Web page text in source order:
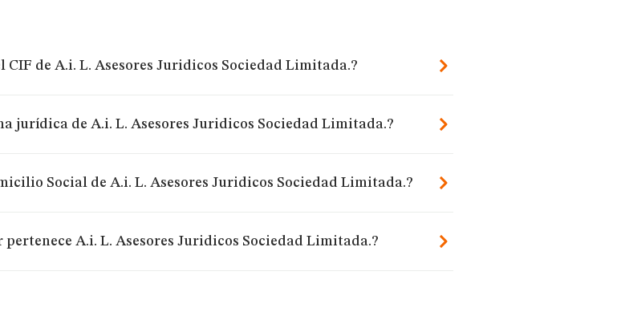
CIF de A.i. L. Asesores Juridicos Sociedad Limitada.?
jurídica de A.i. L. Asesores Juridicos Sociedad Limitada.?
Social de A.i. L. Asesores Juridicos Sociedad Limitada.?
pertenece A.i. L. Asesores Juridicos Sociedad Limitada.?